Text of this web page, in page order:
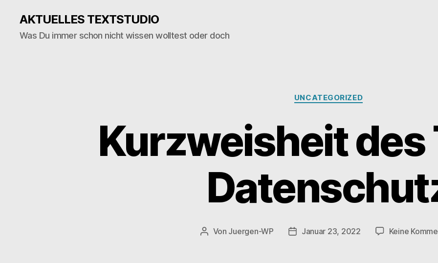
AKTUELLES TEXTSTUDIO
Was Du immer schon nicht wissen wolltest oder doch
Kategorien
UNCATEGORIZED
Kurzweisheit des
Beitragsautor
Von Juergen-WP Veröffentlichungsdatum
Januar 23, 2022 Keine